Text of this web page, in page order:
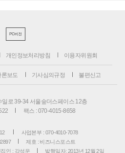
PC버전
개인정보처리방침 이용자위원회
론보도 기사심의규정 불편신고
로 39-34 서울숲더스페이스 12층
팩스 : 070-4015-8658
사업본부 : 070-4010-7078
제호 : 비즈니스포스트
집인 : 강석운 발행일자: 2013년 12월 2일